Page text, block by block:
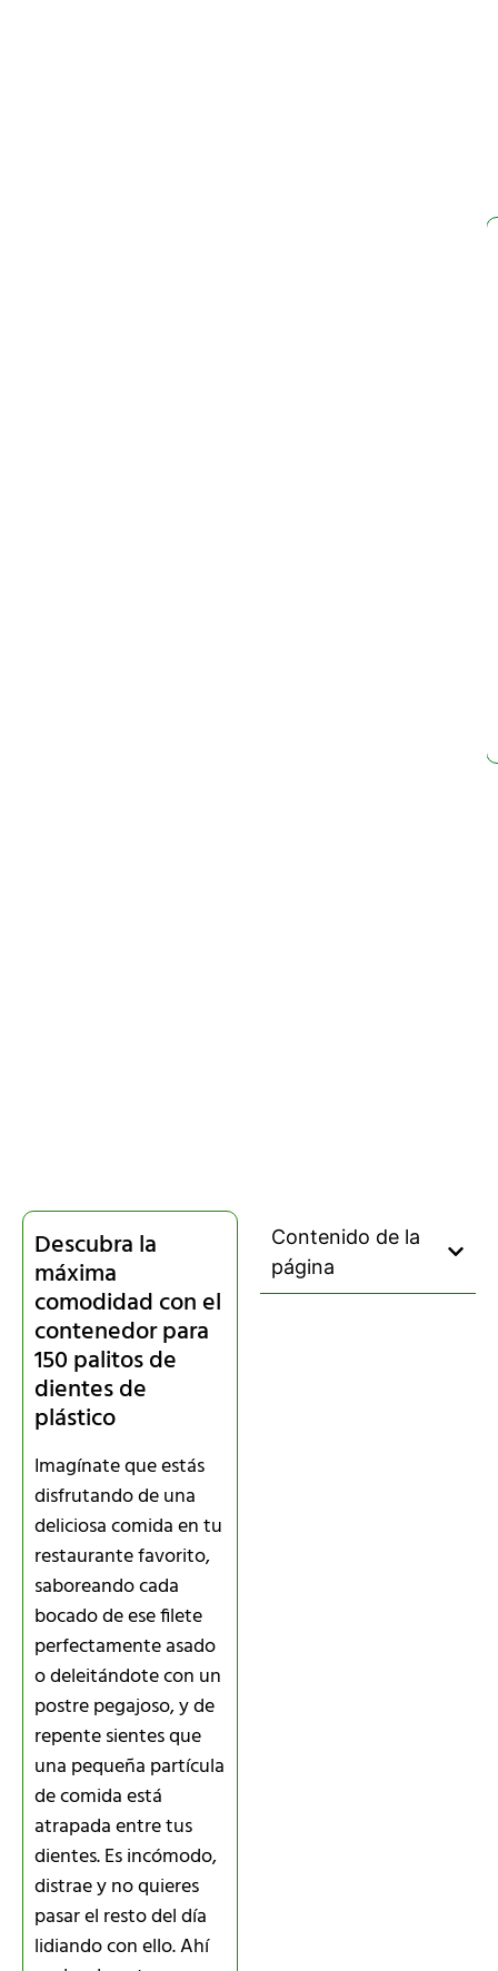
Descubra la
máxima
comodidad con el
contenedor para
150 palitos de
dientes de
plástico
Imagínate que estás
disfrutando de una
deliciosa comida en tu
restaurante favorito,
saboreando cada
bocado de ese filete
perfectamente asado
o deleitándote con un
postre pegajoso, y de
repente sientes que
una pequeña partícula
de comida está
atrapada entre tus
dientes. Es incómodo,
distrae y no quieres
pasar el resto del día
lidiando con ello. Ahí
Contenido de la
página